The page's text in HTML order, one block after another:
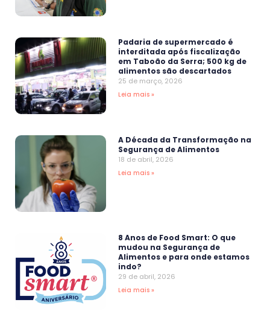
Padaria de supermercado é
interditada após fiscalização
em Taboão da Serra; 500 kg de
alimentos são descartados
25 de março, 2026
Leia mais »
A Década da Transformação na
Segurança de Alimentos
18 de abril, 2026
Leia mais »
8 Anos de Food Smart: O que
mudou na Segurança de
Alimentos e para onde estamos
indo?
29 de abril, 2026
Leia mais »